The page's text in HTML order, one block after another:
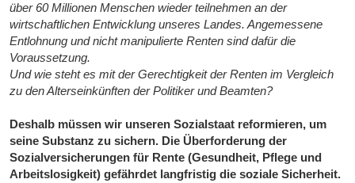
über 60 Millionen Menschen wieder teilnehmen an der
wirtschaftlichen Entwicklung unseres Landes. Angemessene
Entlohnung und nicht manipulierte Renten sind dafür die
Voraussetzung.
Und wie steht es mit der Gerechtigkeit der Renten im Vergleich
zu den Alterseinkünften der Politiker und Beamten?
Deshalb müssen wir unseren Sozialstaat reformieren, um
seine Substanz zu sichern. Die Überforderung der
Sozialversicherungen für Rente (Gesundheit, Pflege und
Arbeitslosigkeit) gefährdet langfristig die soziale Sicherheit.